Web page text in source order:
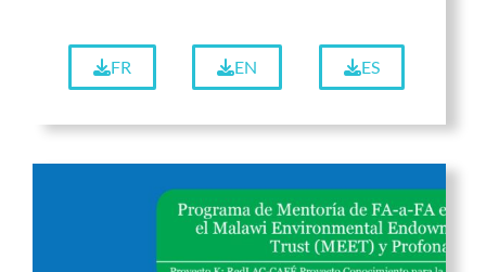
FR EN ES